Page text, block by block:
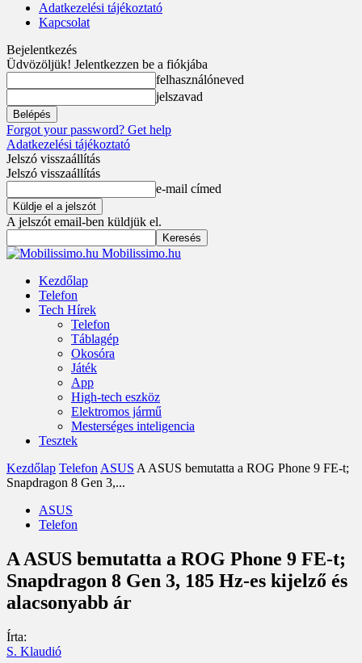
Adatkezelési tájékoztató
Kapcsolat
Bejelentkezés
Üdvözöljük! Jelentkezzen be a fiókjába
felhasználóneved
jelszavad
Forgot your password? Get help
Adatkezelési tájékoztató
Jelszó visszaállítás
Jelszó visszaállítás
e-mail címed
A jelszót email-ben küldjük el.
Mobilissimo.hu
Kezdőlap
Telefon
Tech Hírek
Telefon
Táblagép
Okosóra
Játék
App
High-tech eszköz
Elektromos jármű
Mesterséges inteligencia
Tesztek
Kezdőlap Telefon ASUS A ASUS bemutatta a ROG Phone 9 FE-t;
Snapdragon 8 Gen 3,...
ASUS
Telefon
A ASUS bemutatta a ROG Phone 9 FE-t;
Snapdragon 8 Gen 3, 185 Hz-es kijelző és
alacsonyabb ár
Írta:
S. Klaudió